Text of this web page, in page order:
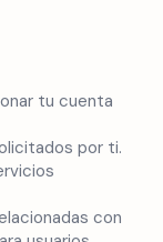
tu cuenta
por ti.
con